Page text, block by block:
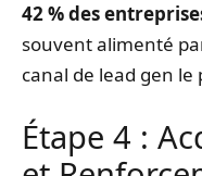
42 % des
souvent alimenté
canal de lead gen le
Étape 4 :